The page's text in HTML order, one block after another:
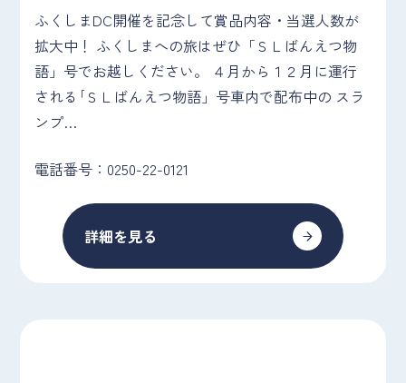
ふくしまDC開催を記念して賞品内容・当選人数が
拡大中！ ふくしまへの旅はぜひ「ＳＬばんえつ物
語」号でお越しください。 ４月から１２月に運行
される｢ＳＬばんえつ物語」号車内で配布中の スラ
ンプ…
電話番号：0250-22-0121
詳細を見る